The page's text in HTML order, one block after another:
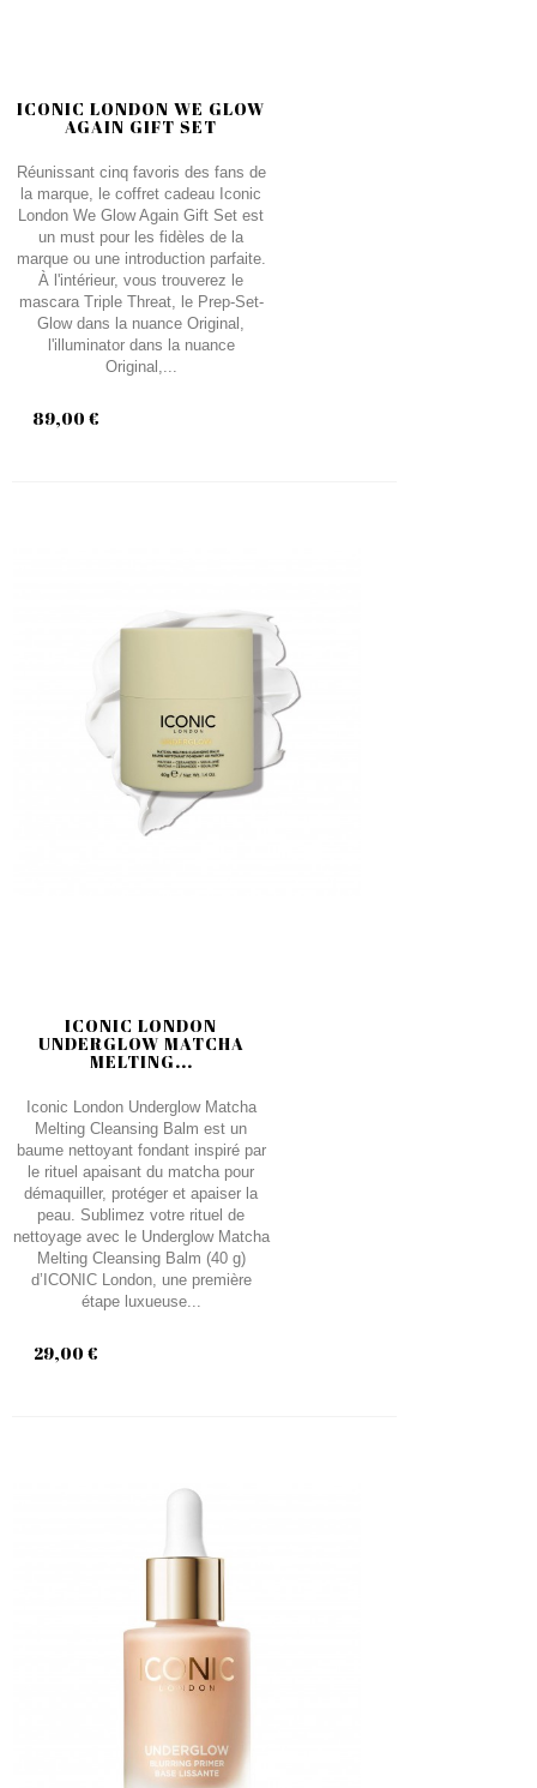
ICONIC LONDON WE GLOW
AGAIN GIFT SET
Réunissant cinq favoris des fans de
la marque, le coffret cadeau Iconic
London We Glow Again Gift Set est
un must pour les fidèles de la
marque ou une introduction parfaite.
À l'intérieur, vous trouverez le
mascara Triple Threat, le Prep-Set-
Glow dans la nuance Original,
l'illuminator dans la nuance
Original,...
89,00 €
ICONIC LONDON
UNDERGLOW MATCHA
MELTING...
Iconic London Underglow Matcha
Melting Cleansing Balm est un
baume nettoyant fondant inspiré par
le rituel apaisant du matcha pour
démaquiller, protéger et apaiser la
peau. Sublimez votre rituel de
nettoyage avec le Underglow Matcha
Melting Cleansing Balm (40 g)
d’ICONIC London, une première
étape luxueuse...
29,00 €